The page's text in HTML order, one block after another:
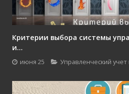
Критерии выбора системы
и...
июня 25 Управленческий